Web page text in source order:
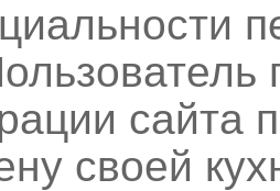
сайта
своей